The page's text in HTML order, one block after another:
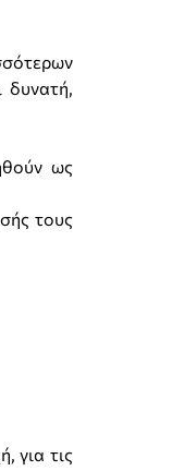
δυνατή,
ως
τους
για τις